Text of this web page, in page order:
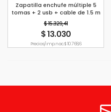
Zapatilla enchufe múltiple 5
tomas + 2 usb + cable de 1.5 m
Tbcin EV-P5U2
$ 15.329,41
$ 13.030
Precio s/imp. nac. $ 10.768,6